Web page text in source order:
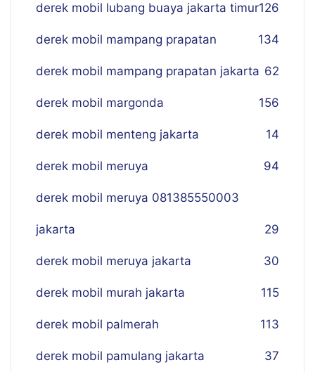
derek mobil lubang buaya jakarta timur126
derek mobil mampang prapatan 134
derek mobil mampang prapatan jakarta 62
derek mobil margonda 156
derek mobil menteng jakarta 14
derek mobil meruya 94
derek mobil meruya 081385550003
jakarta 29
derek mobil meruya jakarta 30
derek mobil murah jakarta 115
derek mobil palmerah 113
derek mobil pamulang jakarta 37